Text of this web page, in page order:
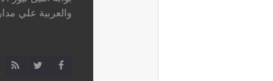
والعربية علي مدار 24